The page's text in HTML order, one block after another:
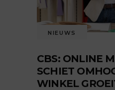
NIEUWS
CBS: ONLINE
SCHIET
WINKEL